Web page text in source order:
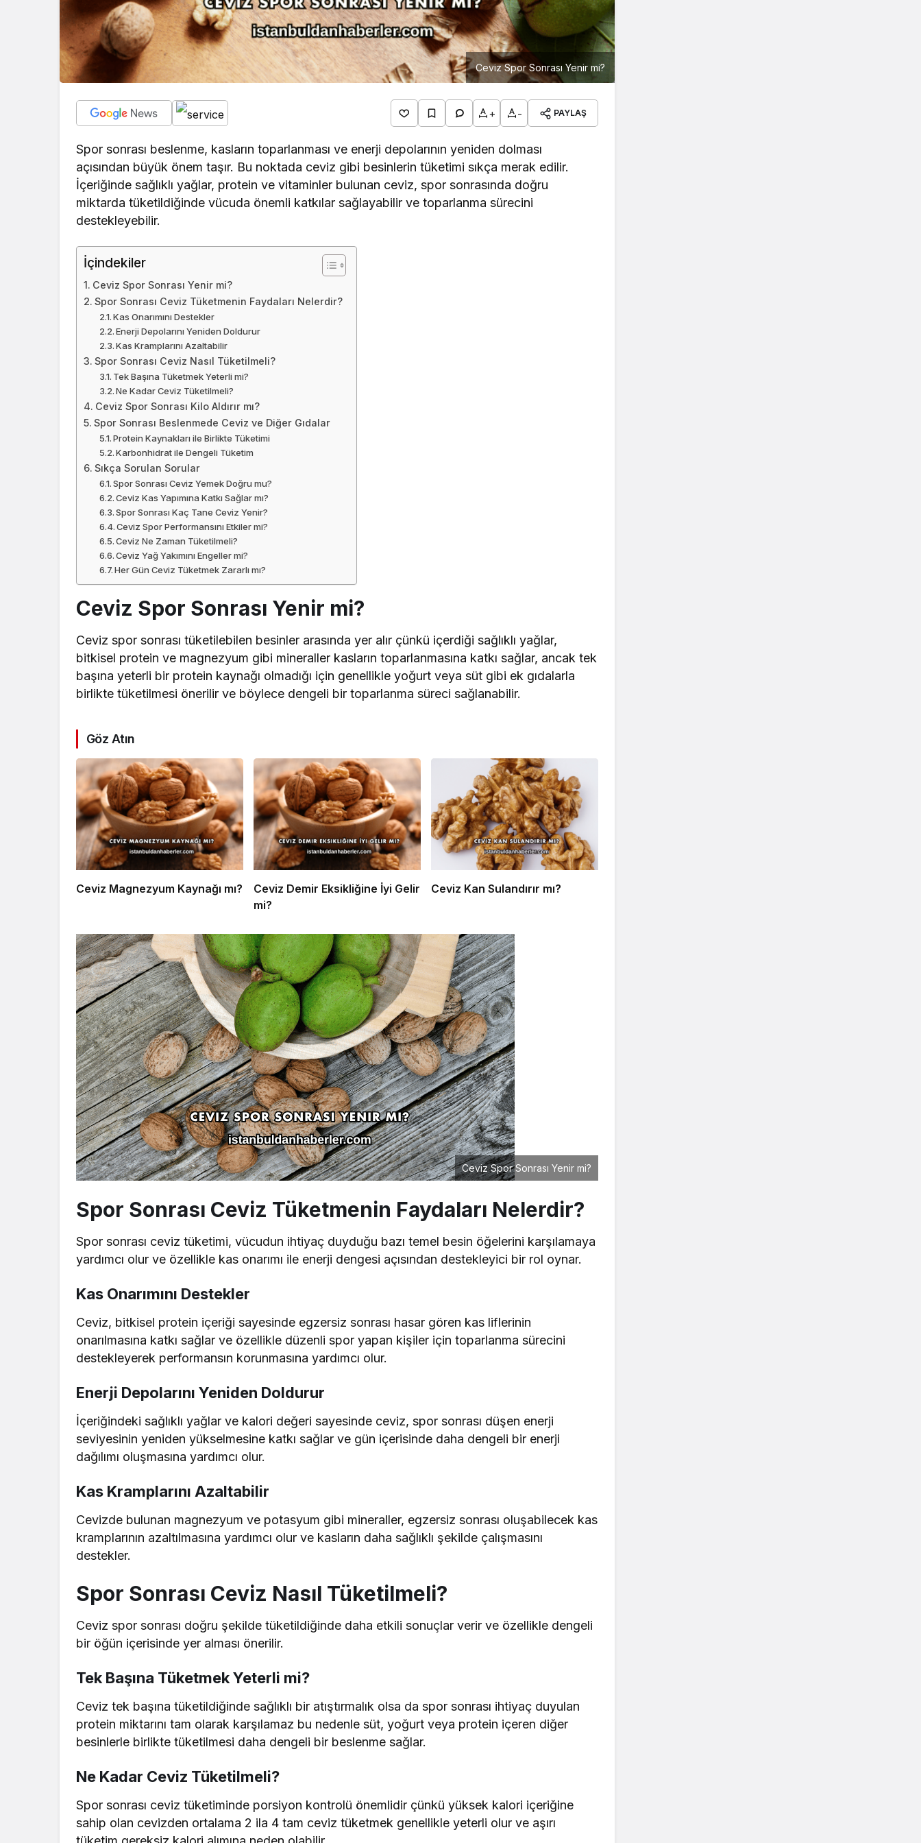
Ceviz Spor Sonrası Yenir mi?
+ - PAYLAŞ
Spor sonrası beslenme, kasların toparlanması ve enerji depolarının yeniden dolması
açısından büyük önem taşır. Bu noktada ceviz gibi besinlerin tüketimi sıkça merak edilir.
İçeriğinde sağlıklı yağlar, protein ve vitaminler bulunan ceviz, spor sonrasında doğru
miktarda tüketildiğinde vücuda önemli katkılar sağlayabilir ve toparlanma sürecini
destekleyebilir.
İçindekiler
Ceviz Spor Sonrası Yenir mi?
Spor Sonrası Ceviz Tüketmenin Faydaları Nelerdir?
Kas Onarımını Destekler
Enerji Depolarını Yeniden Doldurur
Kas Kramplarını Azaltabilir
Spor Sonrası Ceviz Nasıl Tüketilmeli?
Tek Başına Tüketmek Yeterli mi?
Ne Kadar Ceviz Tüketilmeli?
Ceviz Spor Sonrası Kilo Aldırır mı?
Spor Sonrası Beslenmede Ceviz ve Diğer Gıdalar
Protein Kaynakları ile Birlikte Tüketimi
Karbonhidrat ile Dengeli Tüketim
Sıkça Sorulan Sorular
Spor Sonrası Ceviz Yemek Doğru mu?
Ceviz Kas Yapımına Katkı Sağlar mı?
Spor Sonrası Kaç Tane Ceviz Yenir?
Ceviz Spor Performansını Etkiler mi?
Ceviz Ne Zaman Tüketilmeli?
Ceviz Yağ Yakımını Engeller mi?
Her Gün Ceviz Tüketmek Zararlı mı?
Ceviz Spor Sonrası Yenir mi?
Ceviz spor sonrası tüketilebilen besinler arasında yer alır çünkü içerdiği sağlıklı yağlar,
bitkisel protein ve magnezyum gibi mineraller kasların toparlanmasına katkı sağlar, ancak tek
başına yeterli bir protein kaynağı olmadığı için genellikle yoğurt veya süt gibi ek gıdalarla
birlikte tüketilmesi önerilir ve böylece dengeli bir toparlanma süreci sağlanabilir.
Göz Atın
Ceviz Magnezyum Kaynağı mı?
Ceviz Demir Eksikliğine İyi Gelir
mi?
Ceviz Kan Sulandırır mı?
Ceviz Spor Sonrası Yenir mi?
Spor Sonrası Ceviz Tüketmenin Faydaları Nelerdir?
Spor sonrası ceviz tüketimi, vücudun ihtiyaç duyduğu bazı temel besin öğelerini karşılamaya
yardımcı olur ve özellikle kas onarımı ile enerji dengesi açısından destekleyici bir rol oynar.
Kas Onarımını Destekler
Ceviz, bitkisel protein içeriği sayesinde egzersiz sonrası hasar gören kas liflerinin
onarılmasına katkı sağlar ve özellikle düzenli spor yapan kişiler için toparlanma sürecini
destekleyerek performansın korunmasına yardımcı olur.
Enerji Depolarını Yeniden Doldurur
İçeriğindeki sağlıklı yağlar ve kalori değeri sayesinde ceviz, spor sonrası düşen enerji
seviyesinin yeniden yükselmesine katkı sağlar ve gün içerisinde daha dengeli bir enerji
dağılımı oluşmasına yardımcı olur.
Kas Kramplarını Azaltabilir
Cevizde bulunan magnezyum ve potasyum gibi mineraller, egzersiz sonrası oluşabilecek kas
kramplarının azaltılmasına yardımcı olur ve kasların daha sağlıklı şekilde çalışmasını
destekler.
Spor Sonrası Ceviz Nasıl Tüketilmeli?
Ceviz spor sonrası doğru şekilde tüketildiğinde daha etkili sonuçlar verir ve özellikle dengeli
bir öğün içerisinde yer alması önerilir.
Tek Başına Tüketmek Yeterli mi?
Ceviz tek başına tüketildiğinde sağlıklı bir atıştırmalık olsa da spor sonrası ihtiyaç duyulan
protein miktarını tam olarak karşılamaz bu nedenle süt, yoğurt veya protein içeren diğer
besinlerle birlikte tüketilmesi daha dengeli bir beslenme sağlar.
Ne Kadar Ceviz Tüketilmeli?
Spor sonrası ceviz tüketiminde porsiyon kontrolü önemlidir çünkü yüksek kalori içeriğine
sahip olan cevizden ortalama 2 ila 4 tam ceviz tüketmek genellikle yeterli olur ve aşırı